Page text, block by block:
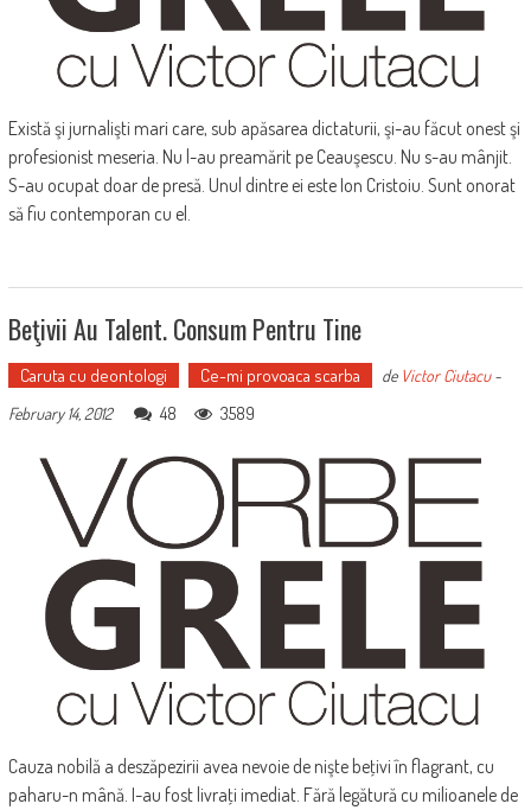
Există şi jurnalişti mari care, sub apăsarea dictaturii, şi-au făcut onest şi
profesionist meseria. Nu l-au preamărit pe Ceauşescu. Nu s-au mânjit.
S-au ocupat doar de presă. Unul dintre ei este Ion Cristoiu. Sunt onorat
să fiu contemporan cu el.
Beţivii Au Talent. Consum Pentru Tine
Caruta cu deontologi Ce-mi provoaca scarba de Victor Ciutacu-
February 14, 2012
48 3589
Cauza nobilă a deszăpezirii avea nevoie de nişte beţivi în flagrant, cu
paharu-n mână. I-au fost livraţi imediat. Fără legătură cu milioanele de